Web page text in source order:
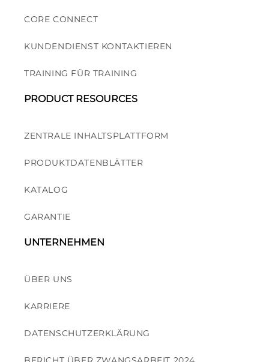
CORE CONNECT
KUNDENDIENST KONTAKTIEREN
TRAINING FÜR TRAINING
PRODUCT RESOURCES
ZENTRALE INHALTSPLATTFORM
PRODUKTDATENBLÄTTER
KATALOG
GARANTIE
UNTERNEHMEN
ÜBER UNS
KARRIERE
DATENSCHUTZERKLÄRUNG